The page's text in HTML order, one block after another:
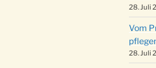
28. Juli
Vom
28. Juli